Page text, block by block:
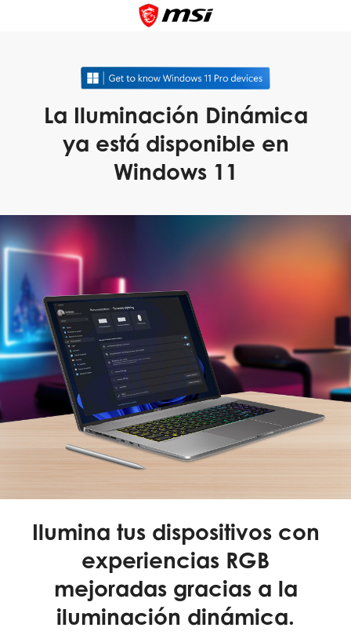
La Iluminación Dinámica
ya está disponible en
Windows 11
Ilumina tus dispositivos con
experiencias RGB
mejoradas gracias a la
iluminación dinámica.